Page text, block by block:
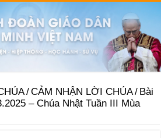
/CẢM NHẬN LỜI CHÚA/ Bài
– Chúa Nhật Tuần III Mùa